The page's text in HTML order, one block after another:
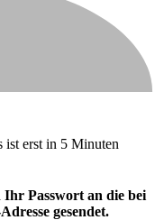
ist erst in 5 Minuten
Passwort an die bei
gesendet.